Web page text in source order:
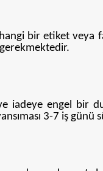
etiket veya
iadeye engel bir
3-7 iş günü